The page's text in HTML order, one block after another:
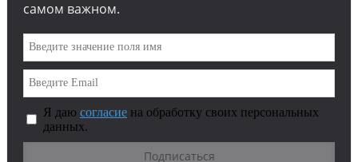
самом важном.
Я даю согласие на обработку своих персональных
данных.